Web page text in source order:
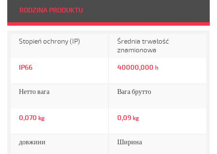
RODZINA PRODUKTU
Stopień ochrony (IP)
IP66
Średnia trwałość
znamionowa
40000,000 h
Нетто вага
0,070 kg
Вага брутто
0,09 kg
довжини Ширина